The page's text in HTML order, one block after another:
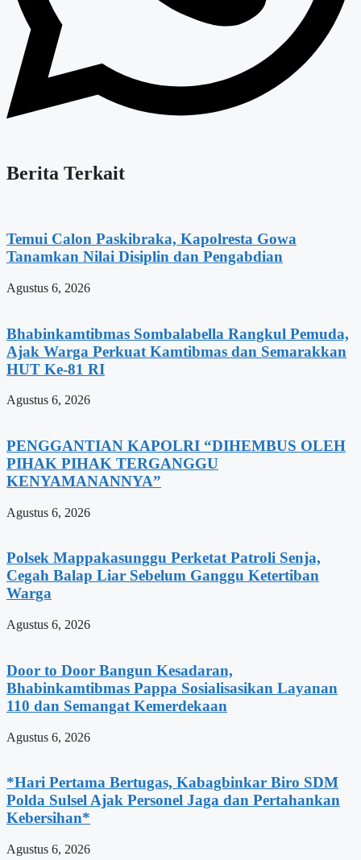
Berita Terkait
Temui Calon Paskibraka, Kapolresta Gowa
Tanamkan Nilai Disiplin dan Pengabdian
Agustus 6, 2026
Bhabinkamtibmas Sombalabella Rangkul Pemuda,
Ajak Warga Perkuat Kamtibmas dan Semarakkan
HUT Ke-81 RI
Agustus 6, 2026
PENGGANTIAN KAPOLRI “DIHEMBUS OLEH
PIHAK PIHAK TERGANGGU
KENYAMANANNYA”
Agustus 6, 2026
Polsek Mappakasunggu Perketat Patroli Senja,
Cegah Balap Liar Sebelum Ganggu Ketertiban
Warga
Agustus 6, 2026
Door to Door Bangun Kesadaran,
Bhabinkamtibmas Pappa Sosialisasikan Layanan
110 dan Semangat Kemerdekaan
Agustus 6, 2026
*Hari Pertama Bertugas, Kabagbinkar Biro SDM
Polda Sulsel Ajak Personel Jaga dan Pertahankan
Kebersihan*
Agustus 6, 2026